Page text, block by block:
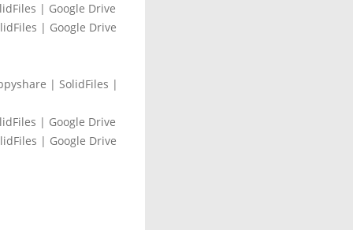
| Google Drive
| Google Drive
| SolidFiles |
| Google Drive
| Google Drive